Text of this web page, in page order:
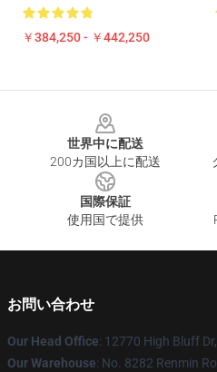
￥384,250 - ￥442,250
世界中に配送
200カ国以上に配送
国際保証
使用国で提供
お問い合わせ
Our Head Office: 12770 High Bluff
Our Warehouse: No. 8282 Renmin